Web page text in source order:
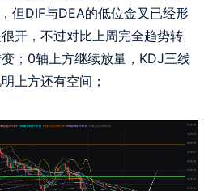
但DIF与DEA的低位金叉已经形
开，不过对比上周完全趋势转
；0轴上方继续放量，KDJ三线
上方还有空间；